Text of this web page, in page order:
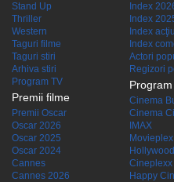
Stand Up
Thriller
Western
Taguri filme
Taguri stiri
Arhiva stiri
Program TV
Premii filme
Premii Oscar
Oscar 2026
Oscar 2025
Oscar 2024
Cannes
Cannes 2026
Index
Index
Index
Index
Actori
Regizori
Cinema
Cinema
IMAX
Happy